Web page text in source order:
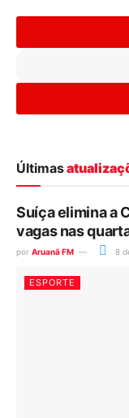
Últimas
Suíça elimina a
vagas nas
por Aruanã FM 8
ESPORTE